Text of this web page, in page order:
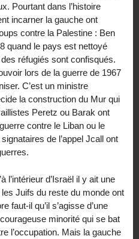
Pourtant dans l’histoire
incarner la gauche ont
contre la Palestine : Ben
quand le pays est nettoyé
réfugiés sont confisqués.
lors de la guerre de 1967
C’est un ministre
la construction du Mur qui
Peretz ou Barak ont
contre le Liban ou le
de l’appel Jcall ont
l’intérieur d’Israël il y ait une
Juifs du reste du monde ont
faut-il qu’il s’agisse d’une
minorité qui se bat
l’occupation. Mais la gauche